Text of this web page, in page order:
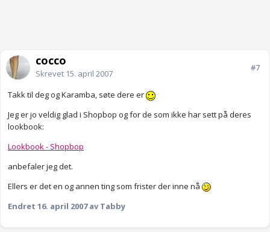
cocco
Skrevet 15. april 2007
#7
Takk til deg og Karamba, søte dere er
Jeg er jo veldig glad i Shopbop og for de som ikke har sett på deres
lookbook:
Lookbook - Shopbop
anbefaler jeg det.
Ellers er det en og annen ting som frister der inne nå
Endret 16. april 2007av Tabby